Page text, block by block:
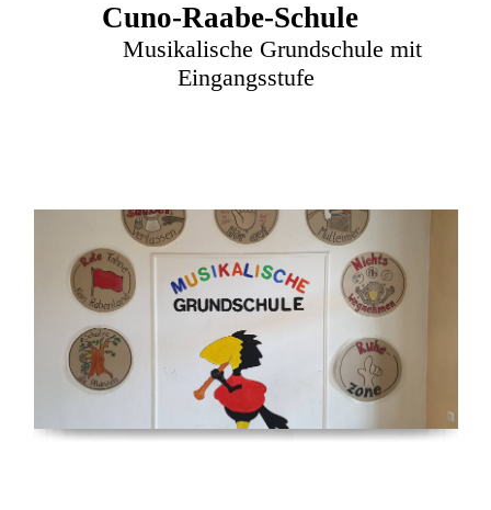
Cuno-Raabe-Schule
Musikalische Grundschule mit
Eingangsstufe